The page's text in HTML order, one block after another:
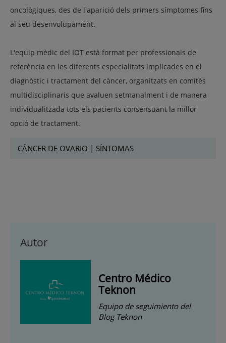
oncològiques, des de l'aparició dels primers símptomes fins
al seu desenvolupament.
L'equip mèdic del IOT està format per professionals de
referència en les diferents especialitats implicades en el
diagnòstic i tractament del càncer, organitzats en comitès
multidisciplinaris que avaluen setmanalment i de manera
individualitzada tots els pacients consensuant la millor
opció de tractament.
CÁNCER DE OVARIO | SÍNTOMAS
Autor
Centro Médico
Teknon
Equipo de seguimiento del
Blog Teknon